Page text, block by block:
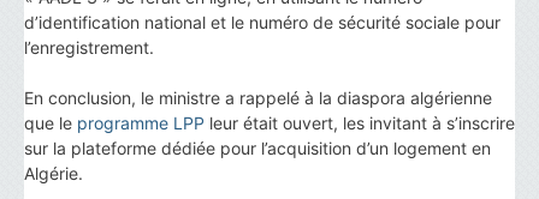
d’identification national et le numéro de sécurité sociale pour
l’enregistrement.
En conclusion, le ministre a rappelé à la diaspora algérienne
que le programme LPP leur était ouvert, les invitant à s’inscrire
sur la plateforme dédiée pour l’acquisition d’un logement en
Algérie.